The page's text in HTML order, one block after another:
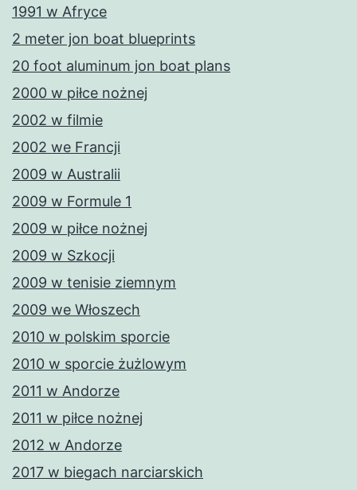
1991 w Afryce
2 meter jon boat blueprints
20 foot aluminum jon boat plans
2000 w piłce nożnej
2002 w filmie
2002 we Francji
2009 w Australii
2009 w Formule 1
2009 w piłce nożnej
2009 w Szkocji
2009 w tenisie ziemnym
2009 we Włoszech
2010 w polskim sporcie
2010 w sporcie żużlowym
2011 w Andorze
2011 w piłce nożnej
2012 w Andorze
2017 w biegach narciarskich